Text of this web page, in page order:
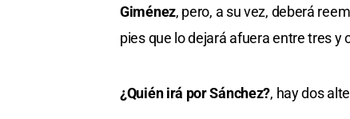
Giménez, pero, a su vez, deberá
pies que lo dejará afuera entre tres y
¿Quién irá por Sánchez?, hay dos